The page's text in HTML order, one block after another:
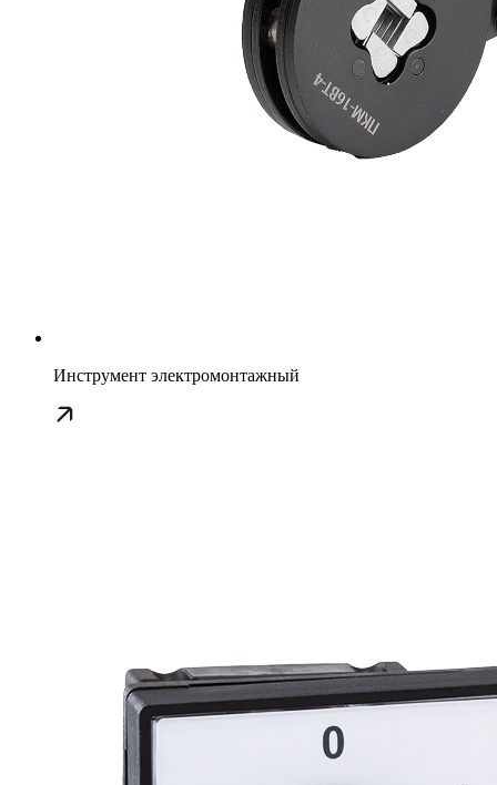
Инструмент электромонтажный